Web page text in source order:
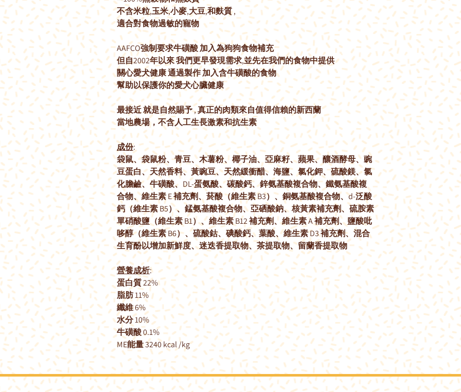
不含米粒,玉米,小麥,大豆,和麩質 ,
適合對食物過敏的寵物
AAFCO強制要求牛磺酸 加入為狗狗食物補充
但自2002年以來 我們更早發現需求,並先在我們的食物中提供
關心愛犬健康 通過製作 加入含牛磺酸的食物
幫助以保護你的愛犬心臟健康
最接近 就是自然賜予 , 真正的肉類來自值得信賴的新西蘭
當地農場，不含人工生長激素和抗生素
成份:
袋鼠、袋鼠粉、青豆、木薯粉、椰子油、亞麻籽、蘋果、釀酒酵母、豌
豆蛋白、天然香料、黃豌豆、天然緩衝醋、海鹽、氯化鉀、硫酸鎂、氯
化膽鹼、牛磺酸、DL-蛋氨酸、碳酸鈣、鋅氨基酸複合物、鐵氨基酸複
合物、維生素 E 補充劑、菸酸（維生素 B3）、銅氨基酸複合物、d-泛酸
鈣（維生素 B5）、錳氨基酸複合物、亞硒酸鈉、核黃素補充劑、硫胺素
單硝酸鹽（維生素 B1）、維生素 B12 補充劑、維生素 A 補充劑、鹽酸吡
哆醇（維生素 B6）、硫酸鈷、碘酸鈣、葉酸、維生素 D3 補充劑、混合
生育酚以增加新鮮度、迷迭香提取物、茶提取物、留蘭香提取物
營養成析:
蛋白質 22%
脂肪 11%
纖維 6%
水分 10%
牛磺酸 0.1%
ME能量 3240 kcal /kg